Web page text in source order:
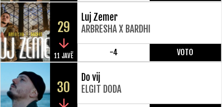
29
11 JAVË
Luj Zemer
ARBRESHA X BARDHI
-4 VOTO
30
Do vij
ELGIT DODA